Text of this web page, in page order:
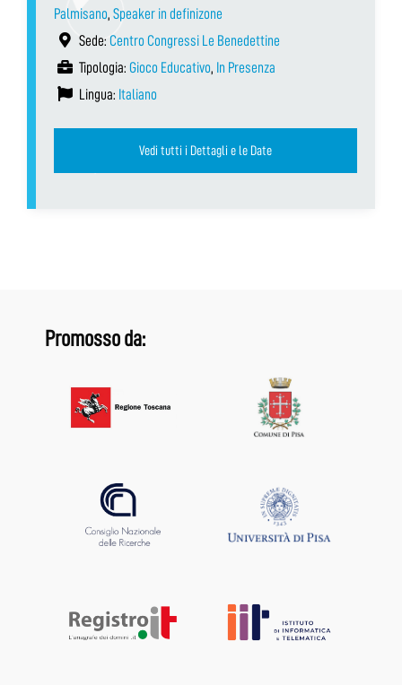
Palmisano, Speaker in definizone
Sede: Centro Congressi Le Benedettine
Tipologia: Gioco Educativo, In Presenza
Lingua: Italiano
Vedi tutti i Dettagli e le Date
Promosso da: